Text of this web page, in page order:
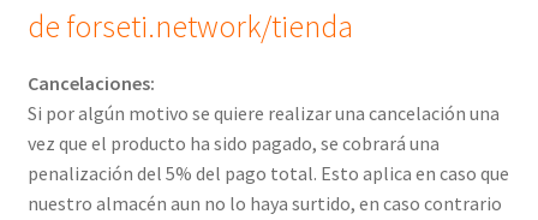
de forseti.network/tienda
Cancelaciones:
Si por algún motivo se quiere realizar una cancelación una
vez que el producto ha sido pagado, se cobrará una
penalización del 5% del pago total. Esto aplica en caso que
nuestro almacén aun no lo haya surtido, en caso contrario